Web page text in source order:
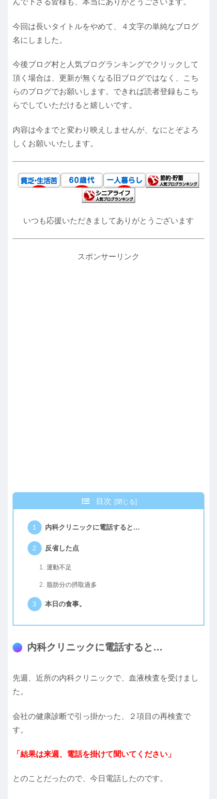
んで下さる皆様も、本当にありがとうございます。
今回は長いタイトルをやめて、４文字の単純なブログ
名にしました。
今後ブログ村と人気ブログランキングでクリックして
頂く場合は、更新が無くなる旧ブログではなく、こち
らのブログでお願いします。できれば読者登録もこち
らでしていただけると嬉しいです。
内容は今までと変わり映えしませんが、なにとぞよろ
しくお願いいたします。
いつも応援いただきましてありがとうございます
スポンサーリンク
目次
内科クリニックに電話すると…
反省した点
運動不足
脂肪分の摂取過多
本日の食事。
内科クリニックに電話すると…
先週、近所の内科クリニックで、血液検査を受けまし
た。
会社の健康診断で引っ掛かった、２項目の再検査で
す。
「結果は来週、電話を掛けて聞いてください」
とのことだったので、今日電話したのです。